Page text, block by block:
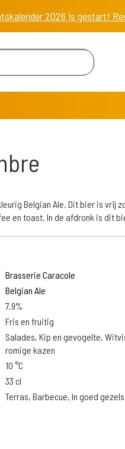
2026 is gestart!
Belgian Ale. Dit bier is vrij
en toast. In de afdronk is dit
Brasserie Caracole
Belgian Ale
7.9%
Fris en fruitig
Salades, Kip en gevogelte,
romige kazen
10 °C
33 cl
Terras, Barbecue, In goed